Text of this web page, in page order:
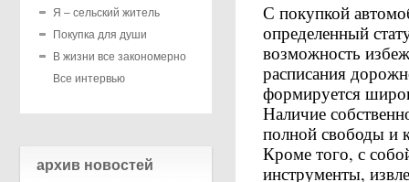
Я – сельский житель
Покупка для души
В жизни все закономерно
Все интервью
архив новостей
С покупкой
определенный
возможность
расписания
формируется
Наличие
полной свободы и
Кроме того, с
инструменты,